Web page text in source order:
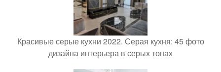
Красивые серые кухни 2022. Серая кухня: 45 фото
дизайна интерьера в серых тонах